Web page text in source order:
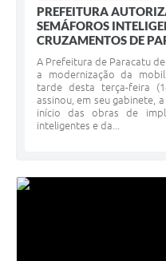
PREFEITURA
SEMÁFOROS
CRUZAMENTOS DE
A Prefeitura de Paracatu
a modernização da
tarde desta terça-feira
assinou, em seu gabinete,
início das obras de
inteligentes e da...